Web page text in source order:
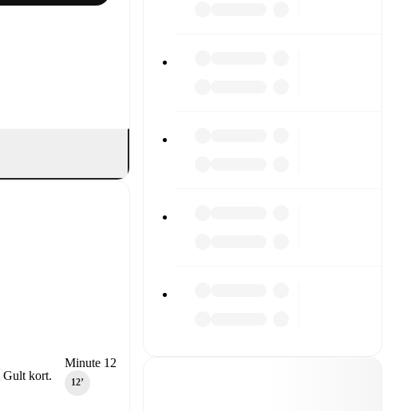
Minute 12
12‎’‎
Gult kort.